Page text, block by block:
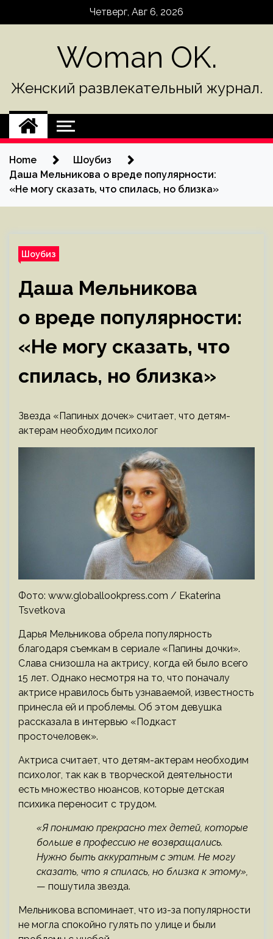
Четверг, Авг 6, 2026
Woman OK.
Женский развлекательный журнал.
Home
Шоубиз
Даша Мельникова о вреде популярности:
«Не могу сказать, что спилась, но близка»
Шоубиз
Даша Мельникова
о вреде популярности:
«Не могу сказать, что
спилась, но близка»
Звезда «Папиных дочек» считает, что детям-
актерам необходим психолог
Фото: www.globallookpress.com / Ekaterina
Tsvetkova
Дарья Мельникова обрела популярность
благодаря съемкам в сериале «Папины дочки».
Слава снизошла на актрису, когда ей было всего
15 лет. Однако несмотря на то, что поначалу
актрисе нравилось быть узнаваемой, известность
принесла ей и проблемы. Об этом девушка
рассказала в интервью «Подкаст
просточеловек».
Актриса считает, что детям-актерам необходим
психолог, так как в творческой деятельности
есть множество нюансов, которые детская
психика переносит с трудом.
«Я понимаю прекрасно тех детей, которые
больше в профессию не возвращались.
Нужно быть аккуратным с этим. Не могу
сказать, что я спилась, но близка к этому»,
— пошутила звезда.
Мельникова вспоминает, что из-за популярности
не могла спокойно гулять по улице и были